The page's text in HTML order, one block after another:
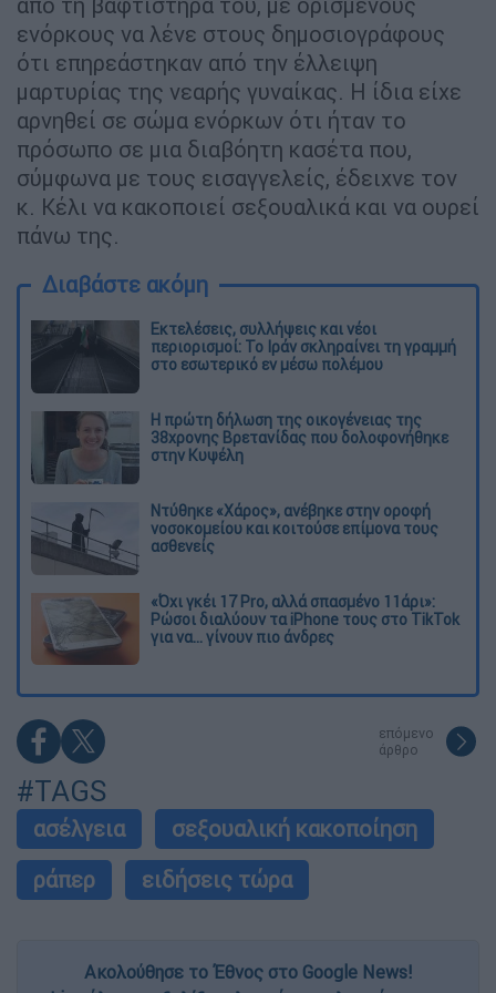
ενόρκους να λένε στους δημοσιογράφους
ότι επηρεάστηκαν από την έλλειψη
μαρτυρίας της νεαρής γυναίκας. Η ίδια είχε
αρνηθεί σε σώμα ενόρκων ότι ήταν το
πρόσωπο σε μια διαβόητη κασέτα που,
σύμφωνα με τους εισαγγελείς, έδειχνε τον
κ. Κέλι να κακοποιεί σεξουαλικά και να ουρεί
πάνω της.
Διαβάστε ακόμη
Εκτελέσεις, συλλήψεις και νέοι
περιορισμοί: Το Ιράν σκληραίνει τη γραμμή
στο εσωτερικό εν μέσω πολέμου
Η πρώτη δήλωση της οικογένειας της
38χρονης Βρετανίδας που δολοφονήθηκε
στην Κυψέλη
Ντύθηκε «Χάρος», ανέβηκε στην οροφή
νοσοκομείου και κοιτούσε επίμονα τους
ασθενείς
«Όχι γκέι 17 Pro, αλλά σπασμένο 11άρι»:
Ρώσοι διαλύουν τα iPhone τους στο TikTok
για να... γίνουν πιο άνδρες
επόμενο
άρθρο
#TAGS
ασέλγεια
σεξουαλική κακοποίηση
ράπερ
ειδήσεις τώρα
Ακολούθησε το Έθνος στο Google News!